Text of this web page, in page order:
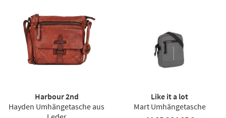
Harbour 2nd
Hayden Umhängetasche aus
Like it a lot
Mart Umhängetasche